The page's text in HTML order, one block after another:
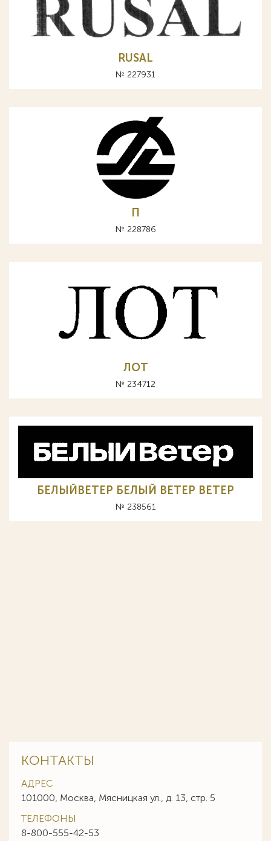
RUSAL
№ 227931
П
№ 228786
ЛОТ
№ 234712
БЕЛЫЙВЕТЕР БЕЛЫЙ ВЕТЕР BETEP
№ 238561
КОНТАКТЫ
АДРЕС
101000, Москва, Мясницкая ул., д. 13, стр. 5
ТЕЛЕФОНЫ
8-800-555-42-53